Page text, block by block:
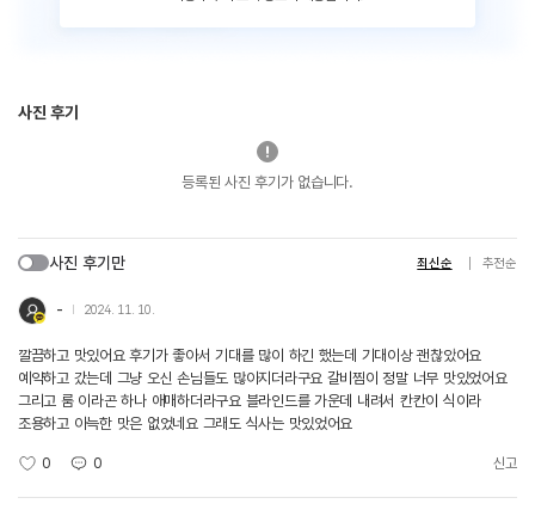
사진 후기
등록된 사진 후기가 없습니다.
사진 후기만 최신순 추천순
- 2024. 11. 10.
깔끔하고 맛있어요 후기가 좋아서 기대를 많이 하긴 했는데 기대이상 괜찮았어요
예약하고 갔는데 그냥 오신 손님들도 많아지더라구요 갈비찜이 정말 너무 맛있었어요
그리고 룸 이라곤 하나 애매하더라구요 블라인드를 가운데 내려서 칸칸이 식이라
조용하고 아늑한 맛은 없었네요 그래도 식사는 맛있었어요
0 0 신고